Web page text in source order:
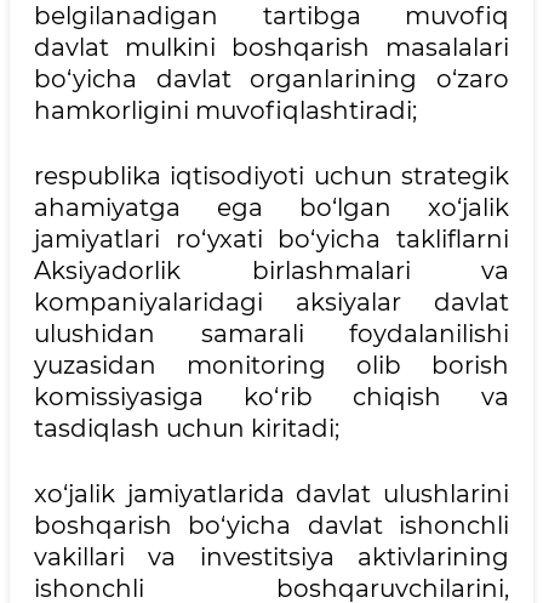
belgilanadigan tartibga muvofiq
davlat mulkini boshqarish masalalari
bo‘yicha davlat organlarining o‘zaro
hamkorligini muvofiqlashtiradi;
respublika iqtisodiyoti uchun strategik
ahamiyatga ega bo‘lgan xo‘jalik
jamiyatlari ro‘yxati bo‘yicha takliflarni
Aksiyadorlik birlashmalari va
kompaniyalaridagi aksiyalar davlat
ulushidan samarali foydalanilishi
yuzasidan monitoring olib borish
komissiyasiga ko‘rib chiqish va
tasdiqlash uchun kiritadi;
xo‘jalik jamiyatlarida davlat ulushlarini
boshqarish bo‘yicha davlat ishonchli
vakillari va investitsiya aktivlarining
ishonchli boshqaruvchilarini,